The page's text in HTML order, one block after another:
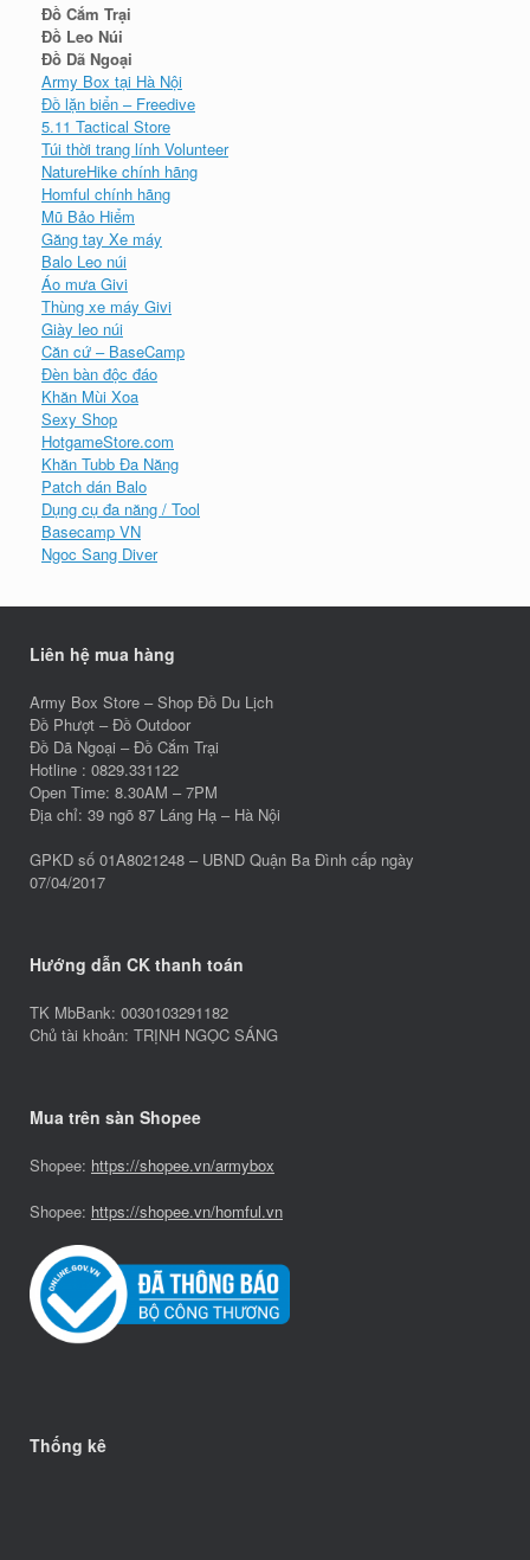
Đồ Cắm Trại
Đồ Leo Núi
Đồ Dã Ngoại
Army Box tại Hà Nội
Đồ lặn biển – Freedive
5.11 Tactical Store
Túi thời trang lính Volunteer
NatureHike chính hãng
Homful chính hãng
Mũ Bảo Hiểm
Găng tay Xe máy
Balo Leo núi
Áo mưa Givi
Thùng xe máy Givi
Giày leo núi
Căn cứ – BaseCamp
Đèn bàn độc đáo
Khăn Mùi Xoa
Sexy Shop
HotgameStore.com
Khăn Tubb Đa Năng
Patch dán Balo
Dụng cụ đa năng / Tool
Basecamp VN
Ngoc Sang Diver
Liên hệ mua hàng
Army Box Store – Shop Đồ Du Lịch
Đồ Phượt – Đồ Outdoor
Đồ Dã Ngoại – Đồ Cắm Trại
Hotline : 0829.331122
Open Time: 8.30AM – 7PM
Địa chỉ: 39 ngõ 87 Láng Hạ – Hà Nội
GPKD số 01A8021248 – UBND Quận Ba Đình cấp ngày
07/04/2017
Hướng dẫn CK thanh toán
TK MbBank: 0030103291182
Chủ tài khoản: TRỊNH NGỌC SÁNG
Mua trên sàn Shopee
Shopee: https://shopee.vn/armybox
Shopee: https://shopee.vn/homful.vn
Thống kê